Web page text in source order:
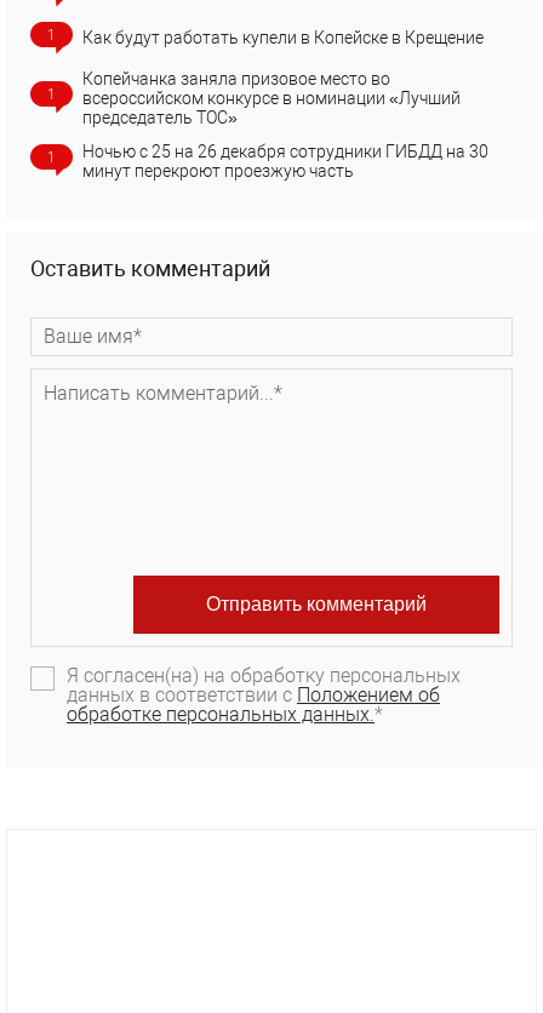
1 Как будут работать купели в Копейске в Крещение
1
Копейчанка заняла призовое место во
всероссийском конкурсе в номинации «Лучший
председатель ТОС»
1
Ночью с 25 на 26 декабря сотрудники ГИБДД на 30
минут перекроют проезжую часть
Оставить комментарий
Я согласен(на) на обработку персональных
данных в соответствии с Положением об
обработке персональных данных.*